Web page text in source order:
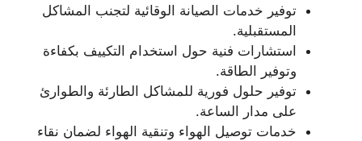
توفير خدمات الصيانة الوقائية لتجنب المشاكل
المستقبلية.
استشارات فنية حول استخدام التكييف بكفاءة
وتوفير الطاقة.
توفير حلول فورية للمشاكل الطارئة والطوارئ
على مدار الساعة.
خدمات توصيل الهواء وتنقية الهواء لضمان نقاء